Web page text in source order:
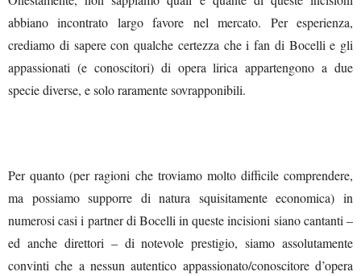
abbiano incontrato largo favore nel mercato. Per esperienza,
crediamo di sapere con qualche certezza che i fan di Bocelli e gli
appassionati (e conoscitori) di opera lirica appartengono a due
specie diverse, e solo raramente sovrapponibili.
Per quanto (per ragioni che troviamo molto difficile comprendere,
ma possiamo supporre di natura squisitamente economica) in
numerosi casi i partner di Bocelli in queste incisioni siano cantanti –
ed anche direttori – di notevole prestigio, siamo assolutamente
convinti che a nessun autentico appassionato/conoscitore d’opera